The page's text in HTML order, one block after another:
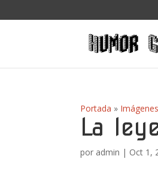
Portada »
La
por admin | Oct 1,